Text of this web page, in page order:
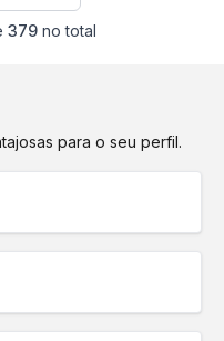
379 no total
para o seu perfil.